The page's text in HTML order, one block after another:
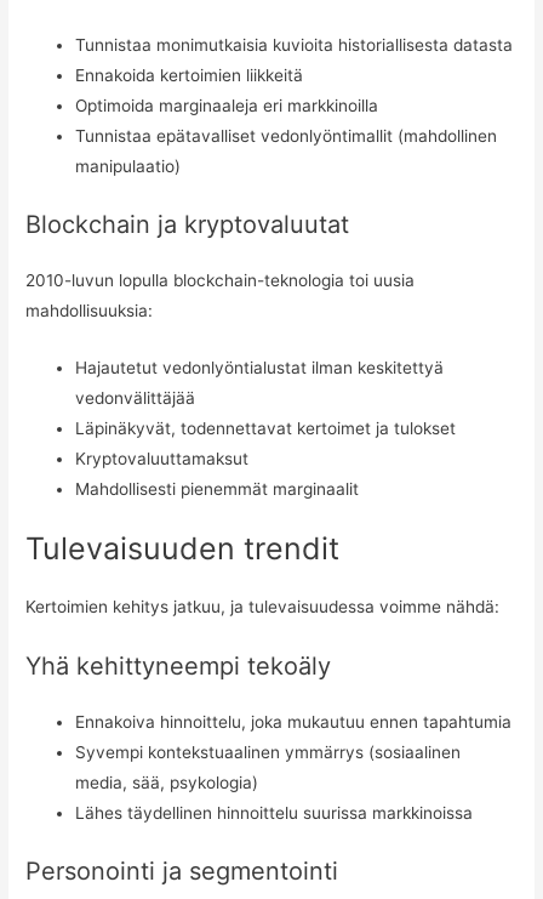
Tunnistaa monimutkaisia kuvioita historiallisesta datasta
Ennakoida kertoimien liikkeitä
Optimoida marginaaleja eri markkinoilla
Tunnistaa epätavalliset vedonlyöntimallit (mahdollinen
manipulaatio)
Blockchain ja kryptovaluutat
2010-luvun lopulla blockchain-teknologia toi uusia
mahdollisuuksia:
Hajautetut vedonlyöntialustat ilman keskitettyä
vedonvälittäjää
Läpinäkyvät, todennettavat kertoimet ja tulokset
Kryptovaluuttamaksut
Mahdollisesti pienemmät marginaalit
Tulevaisuuden trendit
Kertoimien kehitys jatkuu, ja tulevaisuudessa voimme nähdä:
Yhä kehittyneempi tekoäly
Ennakoiva hinnoittelu, joka mukautuu ennen tapahtumia
Syvempi kontekstuaalinen ymmärrys (sosiaalinen
media, sää, psykologia)
Lähes täydellinen hinnoittelu suurissa markkinoissa
Personointi ja segmentointi